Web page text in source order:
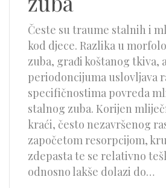
Česte su traume stalnih i
kod djece. Razlika u
zuba, građi koštanog tkiva,
periodoncijuma uslovljava
specifičnostima povreda
stalnog zuba. Korijen
kraći, često nezavršenog
započetom resorpcijom,
zdepasta te se relativno
odnosno lakše dolazi do…